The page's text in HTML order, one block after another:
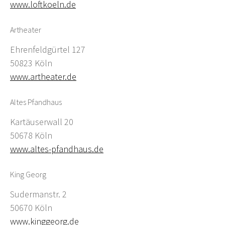
www.loftkoeln.de
Artheater
Ehrenfeldgürtel 127
50823 Köln
www.artheater.de
Altes Pfandhaus
Kartäuserwall 20
50678 Köln
www.altes-pfandhaus.de
King Georg
Sudermanstr. 2
50670 Köln
www.kinggeorg.de